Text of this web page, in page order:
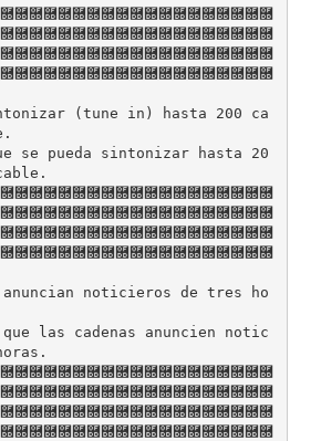
(tune in) hasta 200 ca
se pueda sintonizar hasta 20
anuncian noticieros de tres ho
las cadenas anuncien notic